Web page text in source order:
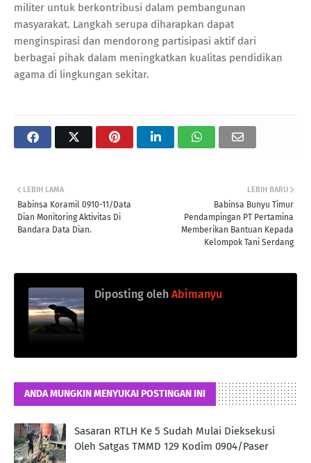
militer untuk berkontribusi dalam pembangunan
masyarakat. Langkah serupa diharapkan dapat
menginspirasi dan mendorong partisipasi aktif dari
berbagai pihak dalam meningkatkan kualitas pendidikan
agama di lingkungan sekitar.
LEBIH BARU
Babinsa Bunyu Timur
Pendampingan PT Pertamina
Memberikan Bantuan Kepada
Kelompok Tani Serdang
LEBIH LAMA
Babinsa Koramil 0910-11/Data
Dian Monitoring Aktivitas Di
Bandara Data Dian.
Diposting oleh Abimanyu
ANDA MUNGKIN MENYUKAI POSTINGAN INI
Sasaran RTLH Ke 5 Sudah Mulai Dieksekusi
Oleh Satgas TMMD 129 Kodim 0904/Paser